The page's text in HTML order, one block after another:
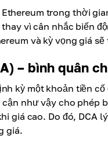
trong thời
vì cân nhắc biến
và kỳ vọng giá
– bình quân
kỳ một khoản tiền
như vậy cho phép
giá cao. Do đó,
giá.